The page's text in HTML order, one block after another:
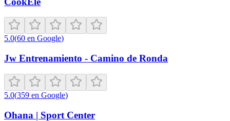
5.0(60 en Google)
Jw Entrenamiento - Camino de Ronda
5.0(359 en Google)
Ohana | Sport Center